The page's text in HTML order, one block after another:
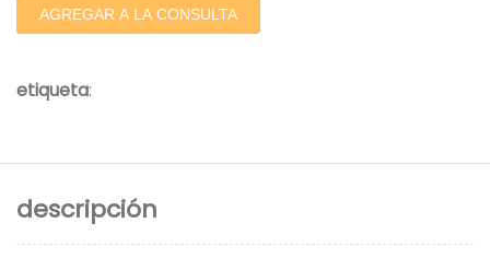
AGREGAR A LA CONSULTA
etiqueta:
descripción